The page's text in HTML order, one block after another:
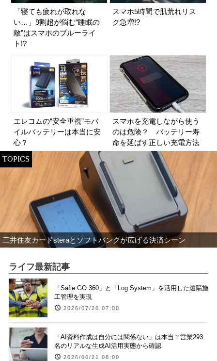
「寝ても疲れが取れな
い…」9割超が悩む“睡眠の
敵”はスマホのブルーライ
ト!?
スマホ5時間で肌荒れリス
ク急増!?
エレコムの“安全重視”モバ
イルバッテリーは本当に安
心？
スマホを充電しながら使う
のは危険？ バッテリー寿
命を延ばす正しい充電方法
TOPICS
三井住友カードsteraとソフトバンクが広げる決済シーン
ライフ最新記事
「Safie GO 360」と「Log System」を活用した遠隔施
工管理を実現
2026/07/26 07:00
「AI資料作成は自分には関係ない」は本当？営業293
名のリアルな生成AI活用実態から確認
2026/06/21 08:00